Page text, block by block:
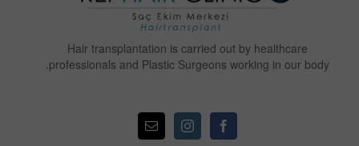
Hair transplantation is carried out by healthcare
professionals and Plastic Surgeons working in our body.